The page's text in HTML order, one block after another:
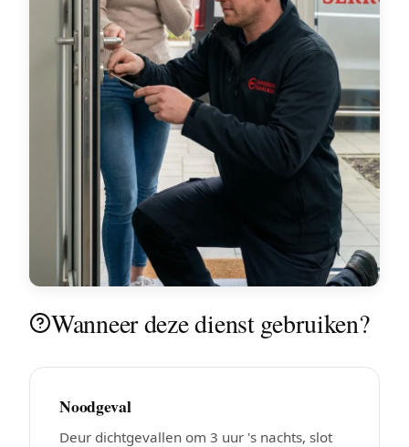
Wanneer deze dienst gebruiken?
Noodgeval
Deur dichtgevallen om 3 uur 's nachts, slot